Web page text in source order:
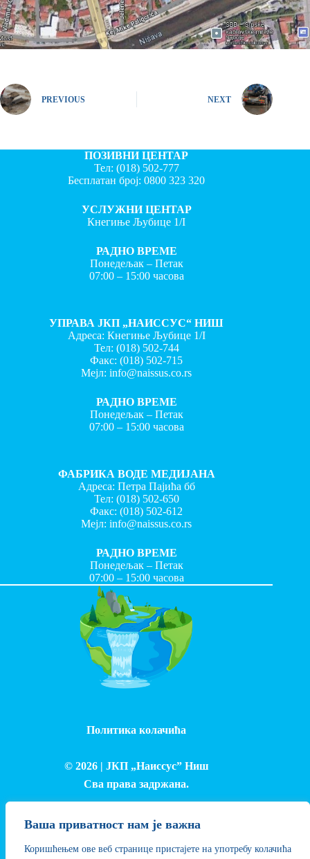
Ваша приватност нам је важна
Коришћењем ове веб странице пристајете на употребу колачића
PREVIOUS NEXT
ПОЗИВНИ ЦЕНТАР
Тел: (018) 502-777
Бесплатан број:0800 323 320
УСЛУЖНИ ЦЕНТАР
Кнегиње Љубице 1/I
РАДНО ВРЕМЕ
Понедељак – Петак
07:00 – 15:00 часова
УПРАВА ЈКП „НАИССУС“ НИШ
Адреса: Кнегиње Љубице 1/I
Тел: (018) 502-744
Факс:(018) 502-715
Мејл:info@naissus.co.rs
РАДНО ВРЕМЕ
Понедељак – Петак
07:00 – 15:00 часова
ФАБРИКА ВОДЕ МЕДИЈАНА
Адреса: Петра Пајића бб
Тел: (018) 502-650
Факс:(018) 502-612
Мејл:info@naissus.co.rs
РАДНО ВРЕМЕ
Понедељак – Петак
07:00 – 15:00 часова
Политика колачића
© 2026 | ЈКП „Наиссус” Ниш
Сва права задржана.
Израда и одржавање сајта - Лука Петровић